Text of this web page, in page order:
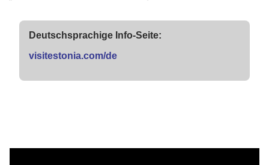
Deutschsprachige Info-Seite:
visitestonia.com/de